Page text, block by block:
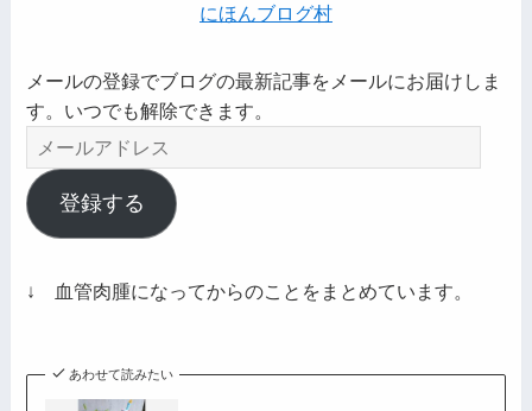
にほんブログ村
メールの登録でブログの最新記事をメールにお届けしま
す。いつでも解除できます。
ー
ル
ア
レ
登録する
↓ 血管肉腫になってからのことをまとめています。
あわせて読みたい